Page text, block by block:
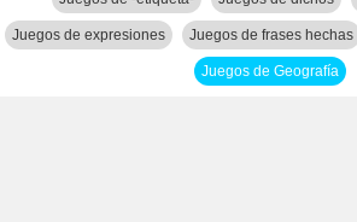
Juegos de expresiones Juegos de frases hechas
Juegos de Geografía